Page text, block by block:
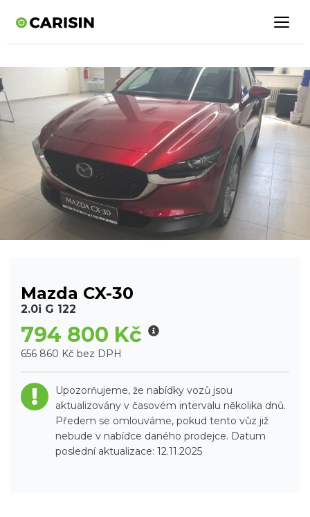
Mazda CX-30
2.0i G 122
794 800 Kč
656 860 Kč bez DPH
Upozorňujeme, že nabídky vozů jsou
aktualizovány v časovém intervalu několika dnů.
Předem se omlouváme, pokud tento vůz již
nebude v nabídce daného prodejce. Datum
poslední aktualizace: 12.11.2025